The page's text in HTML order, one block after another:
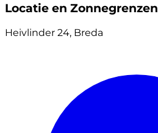
Locatie en Zonnegrenzen
Heivlinder 24, Breda